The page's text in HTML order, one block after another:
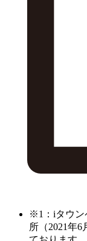
※1：iタウン
所（2021年